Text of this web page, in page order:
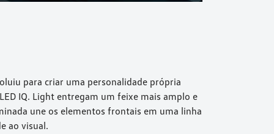
para criar uma personalidade própria
IQ. Light entregam um feixe mais amplo e
une os elementos frontais em uma linha
ao visual.